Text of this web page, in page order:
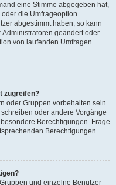
eine Stimme abgegeben hat,
die Umfrageoption
abgestimmt haben, so kann
geändert oder
von laufenden Umfragen
zugreifen?
oder Gruppen vorbehalten sein.
oder andere Vorgänge
Berechtigungen. Frage
Berechtigungen.
und einzelne Benutzer